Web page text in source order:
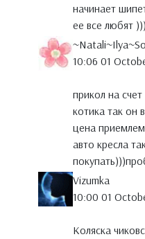
начинает
ее все любят
10:06 01
прикол на
котика так он
цена
авто кресла
Vizumka
10:00 01
Коляска